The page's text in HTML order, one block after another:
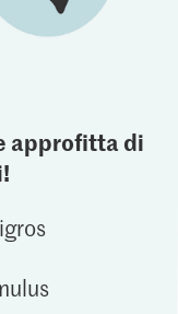
approfitta di